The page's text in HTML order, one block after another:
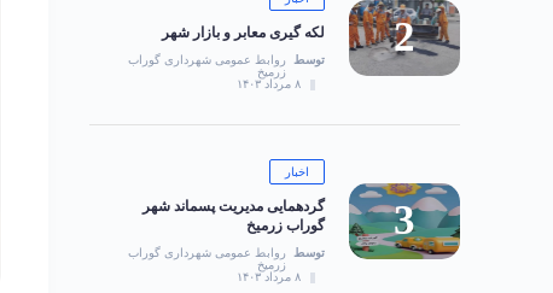
لکه گیری معابر و بازار شهر
توسط
روابط عمومی شهرداری گوراب
زرمیخ
۸ مرداد ۱۴۰۳
اخبار
گردهمایی مدیریت پسماند شهر
گوراب زرمیخ
توسط
روابط عمومی شهرداری گوراب
زرمیخ
۸ مرداد ۱۴۰۳